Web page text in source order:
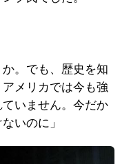
。でも、歴史を知
メリカでは今も強
いません。今だか
いのに」